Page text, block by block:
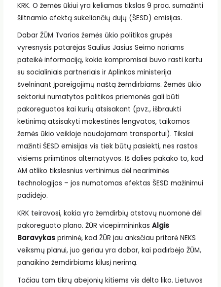
KRK. O žemės ūkiui yra keliamas tikslas 9 proc. sumažinti
šiltnamio efektą sukeliančių dujų (ŠESD) emisijas.
Dabar ŽŪM Tvarios žemės ūkio politikos grupės
vyresnysis patarėjas Saulius Jasius Seimo nariams
pateikė informaciją, kokie kompromisai buvo rasti kartu
su socialiniais partneriais ir Aplinkos ministerija
švelninant įpareigojimų naštą žemdirbiams. Žemės ūkio
sektoriui numatytos politikos priemonės gali būti
pakoreguotos kai kurių atsisakant (pvz., išbraukti
ketinimą atsisakyti mokestinės lengvatos, taikomos
žemės ūkio veikloje naudojamam transportui). Tikslai
mažinti ŠESD emisijas vis tiek būtų pasiekti, nes rastos
visiems priimtinos alternatyvos. Iš dalies pakako to, kad
AM atliko tikslesnius vertinimus dėl neariminės
technologijos – jos numatomas efektas ŠESD mažinimui
padidėjo.
KRK teiravosi, kokia yra žemdirbių atstovų nuomonė dėl
pakoreguoto plano. ŽŪR vicepirmininkas Algis
Baravykas priminė, kad ŽŪR jau anksčiau pritarė NEKS
veiksmų planui, juo geriau yra dabar, kai padirbėjo ŽŪM,
panaikino žemdirbiams kilusį nerimą.
Tačiau tam tikrų abejonių kitiems vis dėlto liko. Lietuvos